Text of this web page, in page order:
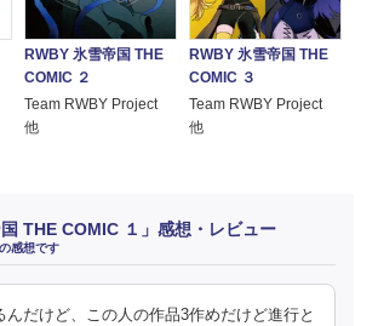
RWBY 氷雪帝国 THE
COMIC ２
Team RWBY Project
他
RWBY 氷雪帝国 THE
COMIC ３
Team RWBY Project
他
国 THE COMIC １」感想・レビュー
感想です
んだけど、この人の作品3作めだけど進行と